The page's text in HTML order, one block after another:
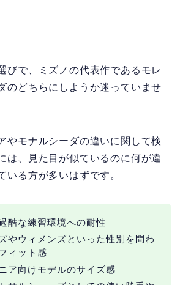
びで、ミズノの代表作であるモレ
のどちらにしようか迷っていませ
やモナルシーダの違いに関して検
は、見た目が似ているのに何が違
いる方が多いはずです。
酷な練習環境への耐性
やウィメンズといった性別を問わ
ィット感
ア向けモデルのサイズ感